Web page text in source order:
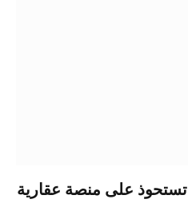
Bed Bath & Beyond تستحوذ على منصة عقارية